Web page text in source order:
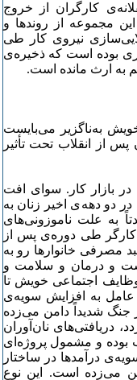
کارگران از خروج
مجموعه از روندها و
نیروی کار طی
بوده است که ذخیره‌­ی
به ارث مانده است.
به­‌ناگزیر می‌­بایست
از انقلاب تحت تأثیر
بازار کار. سوای افت
دو دهه‌­ی اخیر زنان به
به علت ناموزونی‌­های
طی دوره‌ی پس از
مصرفی خانوارها رو به
و درمان و سلامت و
اجتماعی خویش تا
عامل به افزایش سویه‌­ی
شدیداً دامن می‌­زده
دریافتی‌­های نان‌­آوران
و مشمول پروژه‌­ای
درآمدها در ساختار
می‌­زده است. این نوع